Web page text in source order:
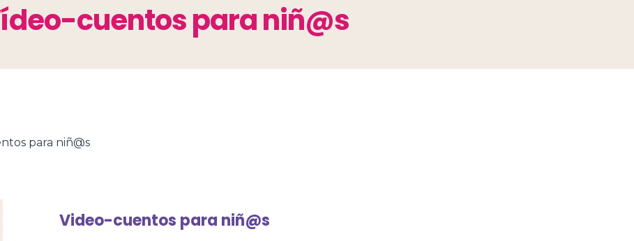
cuentos para niñ@s
para niñ@s
Video-cuentos para niñ@s